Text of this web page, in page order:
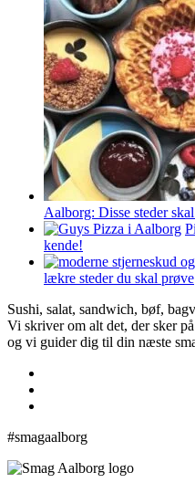
Aalborg: Disse steder
kende!
lækre steder du skal prøve
Sushi, salat, sandwich, bøf,
Vi skriver om alt det, der sker
og vi guider dig til din næste
#smagaalborg